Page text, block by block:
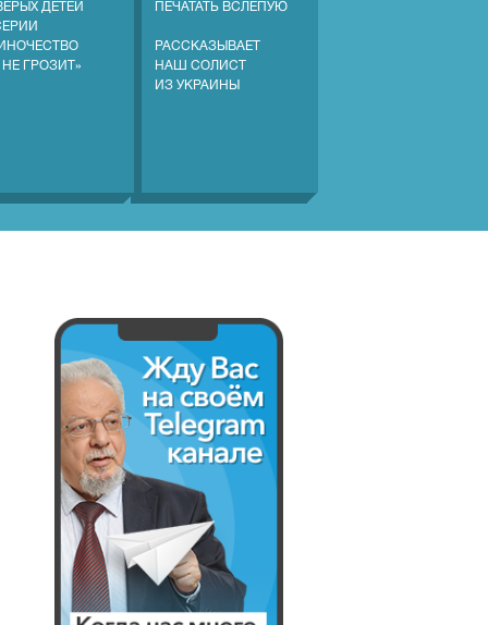
ДЕТЕЙ
ГРОЗИТ»
ПЕЧАТАТЬ ВСЛЕПУЮ
РАССКАЗЫВАЕТ
НАШ СОЛИСТ
ИЗ УКРАИНЫ